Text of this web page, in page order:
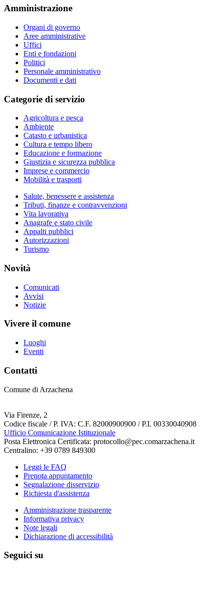
Amministrazione
Organi di governo
Aree amministrative
Uffici
Enti e fondazioni
Politici
Personale amministrativo
Documenti e dati
Categorie di servizio
Agricoltura e pesca
Ambiente
Catasto e urbanistica
Cultura e tempo libero
Educazione e formazione
Giustizia e sicurezza pubblica
Imprese e commercio
Mobilità e trasporti
Salute, benessere e assistenza
Tributi, finanze e contravvenzioni
Vita lavorativa
Anagrafe e stato civile
Appalti pubblici
Autorizzazioni
Turismo
Novità
Comunicati
Avvisi
Notizie
Vivere il comune
Luoghi
Eventi
Contatti
Comune di Arzachena
Via Firenze, 2
Codice fiscale / P. IVA: C.F. 82000900900 / P.I. 00330040908
Ufficio Comunicazione Istituzionale
Posta Elettronica Certificata: protocollo@pec.comarzachena.it
Centralino: +39 0789 849300
Leggi le FAQ
Prenota appuntamento
Segnalazione disservizio
Richiesta d'assistenza
Amministrazione trasparente
Informativa privacy
Note legali
Dichiarazione di accessibilità
Seguici su